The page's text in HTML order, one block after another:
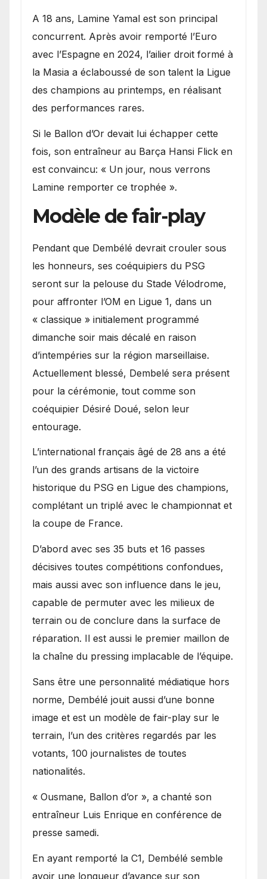
A 18 ans, Lamine Yamal est son principal
concurrent. Après avoir remporté l’Euro
avec l’Espagne en 2024, l’ailier droit formé à
la Masia a éclaboussé de son talent la Ligue
des champions au printemps, en réalisant
des performances rares.
Si le Ballon d’Or devait lui échapper cette
fois, son entraîneur au Barça Hansi Flick en
est convaincu: « Un jour, nous verrons
Lamine remporter ce trophée ».
Modèle de fair-play
Pendant que Dembélé devrait crouler sous
les honneurs, ses coéquipiers du PSG
seront sur la pelouse du Stade Vélodrome,
pour affronter l’OM en Ligue 1, dans un
« classique » initialement programmé
dimanche soir mais décalé en raison
d’intempéries sur la région marseillaise.
Actuellement blessé, Dembelé sera présent
pour la cérémonie, tout comme son
coéquipier Désiré Doué, selon leur
entourage.
L’international français âgé de 28 ans a été
l’un des grands artisans de la victoire
historique du PSG en Ligue des champions,
complétant un triplé avec le championnat et
la coupe de France.
D’abord avec ses 35 buts et 16 passes
décisives toutes compétitions confondues,
mais aussi avec son influence dans le jeu,
capable de permuter avec les milieux de
terrain ou de conclure dans la surface de
réparation. Il est aussi le premier maillon de
la chaîne du pressing implacable de l’équipe.
Sans être une personnalité médiatique hors
norme, Dembélé jouit aussi d’une bonne
image et est un modèle de fair-play sur le
terrain, l’un des critères regardés par les
votants, 100 journalistes de toutes
nationalités.
« Ousmane, Ballon d’or », a chanté son
entraîneur Luis Enrique en conférence de
presse samedi.
En ayant remporté la C1, Dembélé semble
avoir une longueur d’avance sur son